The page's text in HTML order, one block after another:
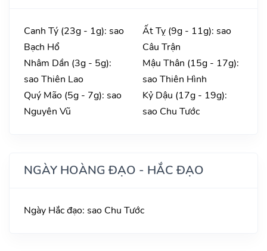
Canh Tý (23g - 1g): sao
Bạch Hổ
Nhâm Dần (3g - 5g):
sao Thiên Lao
Quý Mão (5g - 7g): sao
Nguyên Vũ
Ất Tỵ (9g - 11g): sao
Câu Trận
Mậu Thân (15g - 17g):
sao Thiên Hình
Kỷ Dậu (17g - 19g):
sao Chu Tước
NGÀY HOÀNG ĐẠO - HẮC ĐẠO
Ngày Hắc đạo: sao Chu Tước